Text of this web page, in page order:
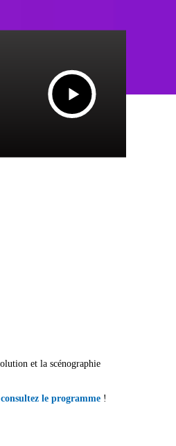
et la scénographie
consultez le programme !